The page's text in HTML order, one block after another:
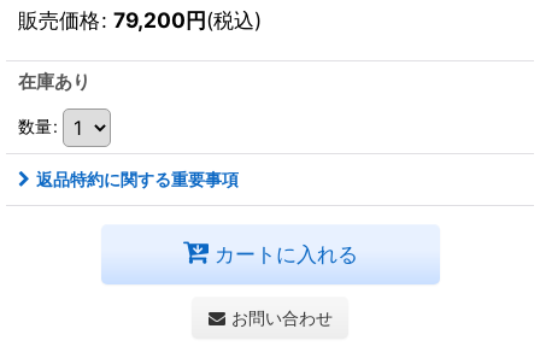
販売価格: 79,200円(税込)
在庫あり
数量:
返品特約に関する重要事項
カートに入れる
お問い合わせ